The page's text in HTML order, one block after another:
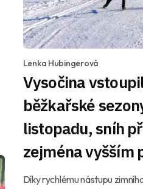
Lenka Hubingerová
Vysočina
běžkařské
listopadu, sníh
zejména vyšším
Díky rychlému nástupu